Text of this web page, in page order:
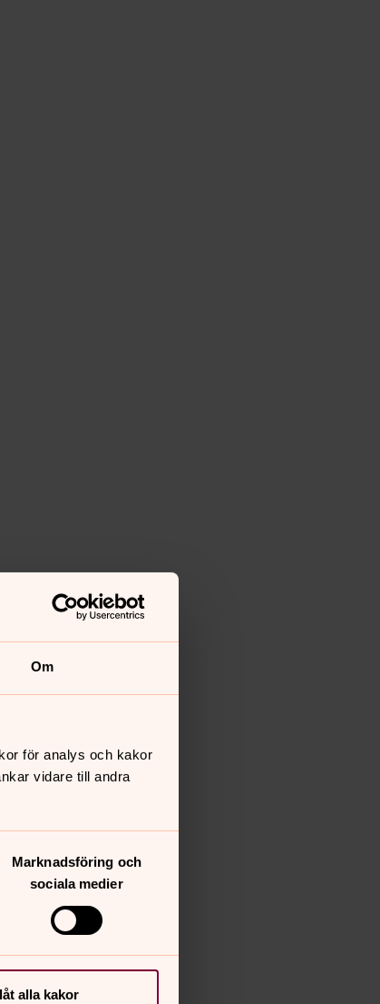
Om
för analys och kakor
vidare till andra
Marknadsföring och
sociala medier
alla kakor